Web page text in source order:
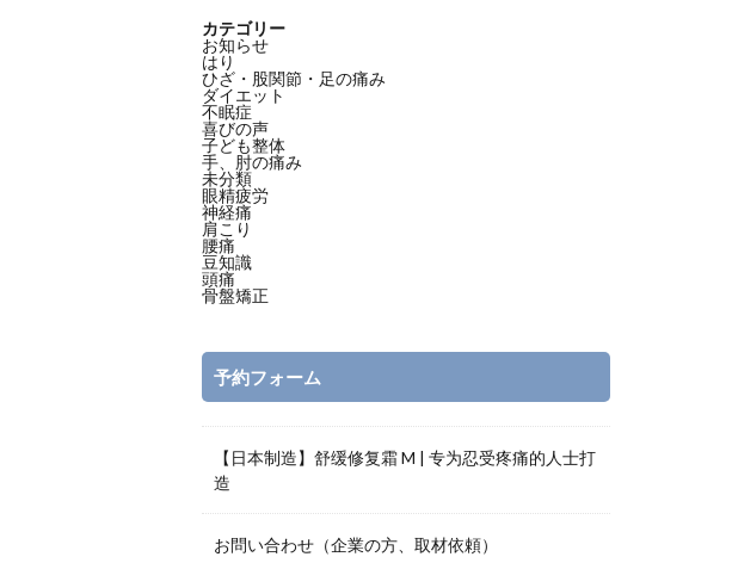
カテゴリー
お知らせ
はり
ひざ・股関節・足の痛み
ダイエット
不眠症
喜びの声
子ども整体
手、肘の痛み
未分類
眼精疲労
神経痛
肩こり
腰痛
豆知識
頭痛
骨盤矯正
予約フォーム
【日本制造】舒缓修复霜 M | 专为忍受疼痛的人士打
造
お問い合わせ（企業の方、取材依頼）